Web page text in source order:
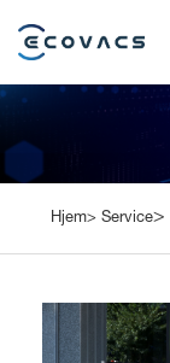
Hjem> Service>